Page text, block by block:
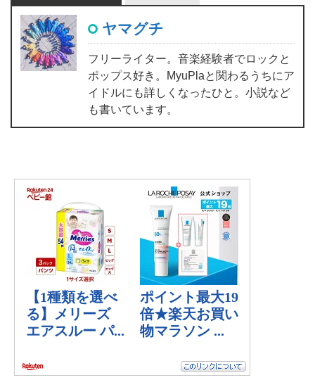
ヤマグチ
フリーライター。音楽経験者でロックと
ポップス好き。MyuPlaと関わるうちにア
イドルにも詳しくなったひと。小説など
も書いています。